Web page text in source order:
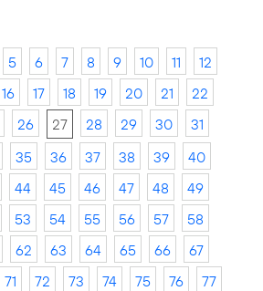
5 6 7 8 9 10 11
12
16 17 18 19 20 21
22
26 27 28 29 30
31
35 36 37 38 39
40
44 45 46 47 48
49
53 54 55 56 57
58
62 63 64 65 66
67
71 72 73 74 75 76
77